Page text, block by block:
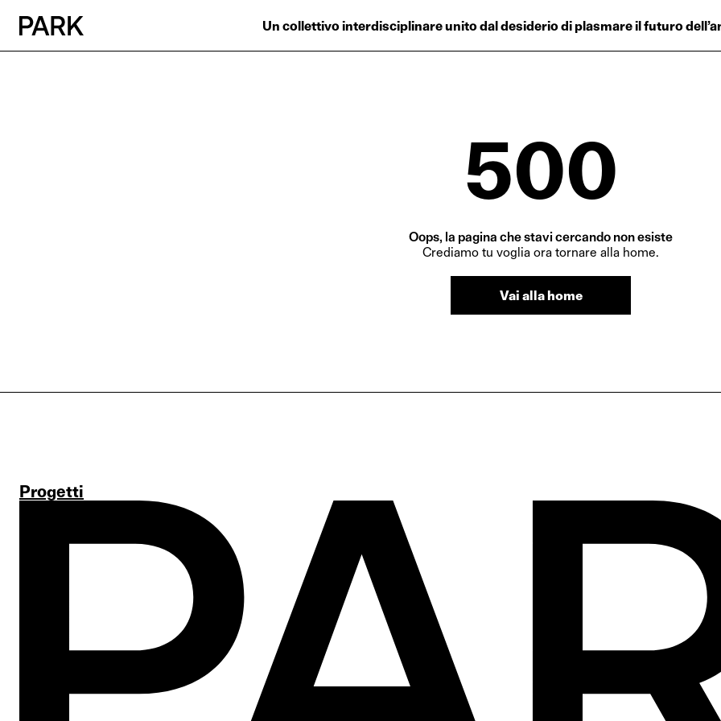
Un collettivo interdisciplinare unito dal desiderio di plasmare il futuro
Progetti
Plus
500
Oops, la pagina che stavi cercando non esiste
Crediamo tu voglia ora tornare alla home.
Vai alla home
Progetti